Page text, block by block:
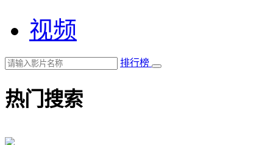
视频
排行榜
热门搜索